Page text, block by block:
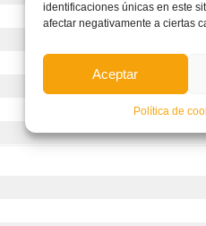
identificaciones únicas en este
afectar negativamente a ciertas
Aceptar
Política de